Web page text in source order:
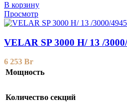
В корзину
Просмотр
VELAR SP 3000 H/ 13 /
6 253 Br
Мощность
Количество секций